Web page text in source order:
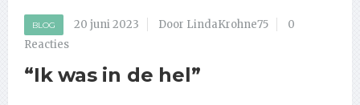
BLOG 20 juni 2023 Door LindaKrohne75
0
Reacties
“Ik was in de hel”